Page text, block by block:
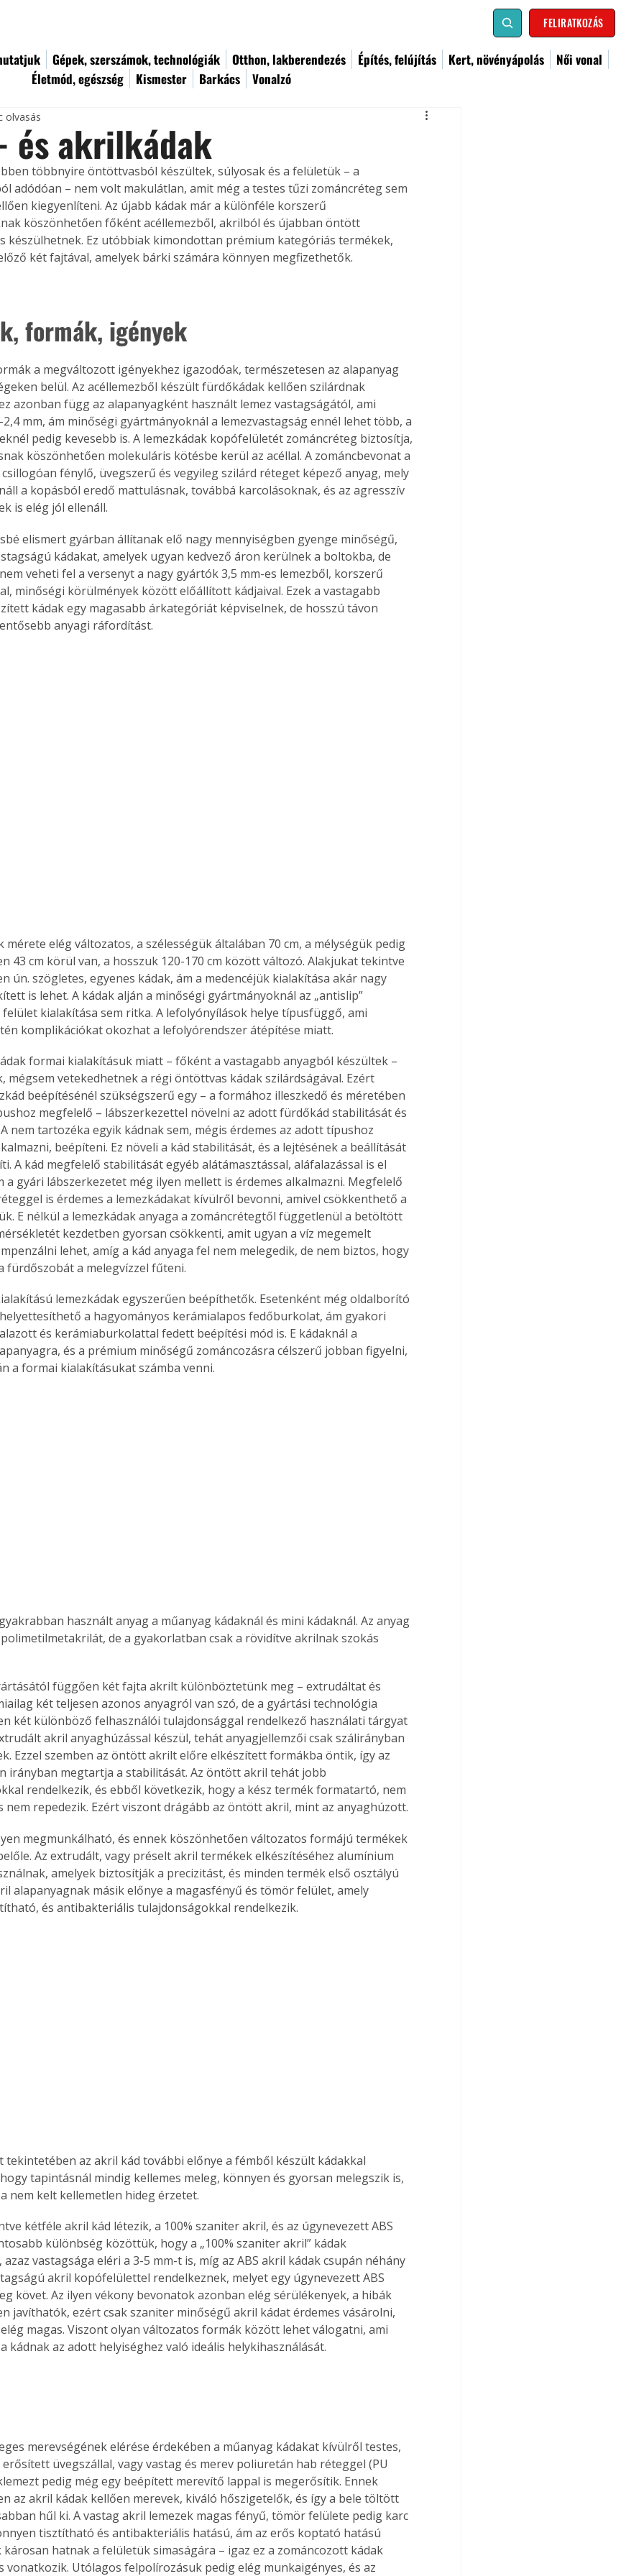
FELIRATKOZÁS
Gépek, szerszámok, technológiák Otthon, lakberendezés Építés, felújítás Kert, növényápolás
Női vonal
Életmód, egészség
Kismester Barkács Vonalzó
A
Együtt jobban megéri!
Gyógyító növények: a
természet kincsei az
és akrilkádak
olvasás
többnyire öntöttvasból készültek, súlyosak és a felületük – a
adódóan – nem volt makulátlan, amit még a testes tűzi zománcréteg sem
kiegyenlíteni. Az újabb kádak már a különféle korszerű
köszönhetően főként acéllemezből, akrilból és újabban öntött
készülhetnek. Ez utóbbiak kimondottan prémium kategóriás termékek,
két fajtával, amelyek bárki számára könnyen megfizethetők.
formák, igények
a megváltozott igényekhez igazodóak, természetesen az alapanyag
belül. Az acéllemezből készült fürdőkádak kellően szilárdnak
azonban függ az alapanyagként használt lemez vastagságától, ami
mm, ám minőségi gyártmányoknál a lemezvastagság ennél lehet több, a
pedig kevesebb is. A lemezkádak kopófelületét zománcréteg biztosítja,
köszönhetően molekuláris kötésbe kerül az acéllal. A zománcbevonat a
fénylő, üvegszerű és vegyileg szilárd réteget képező anyag, mely
a kopásból eredő mattulásnak, továbbá karcolásoknak, és az agresszív
is elég jól ellenáll.
elismert gyárban állítanak elő nagy mennyiségben gyenge minőségű,
kádakat, amelyek ugyan kedvező áron kerülnek a boltokba, de
veheti fel a versenyt a nagy gyártók 3,5 mm-es lemezből, korszerű
minőségi körülmények között előállított kádjaival. Ezek a vastagabb
kádak egy magasabb árkategóriát képviselnek, de hosszú távon
anyagi ráfordítást.
mérete elég változatos, a szélességük általában 70 cm, a mélységük pedig
43 cm körül van, a hosszuk 120-170 cm között változó. Alakjukat tekintve
ún. szögletes, egyenes kádak, ám a medencéjük kialakítása akár nagy
is lehet. A kádak alján a minőségi gyártmányoknál az „antislip”
felület kialakítása sem ritka. A lefolyónyílások helye típusfüggő, ami
komplikációkat okozhat a lefolyórendszer átépítése miatt.
formai kialakításuk miatt – főként a vastagabb anyagból készültek –
mégsem vetekedhetnek a régi öntöttvas kádak szilárdságával. Ezért
beépítésénél szükségszerű egy – a formához illeszkedő és méretében
megfelelő – lábszerkezettel növelni az adott fürdőkád stabilitását és
nem tartozéka egyik kádnak sem, mégis érdemes az adott típushoz
beépíteni. Ez növeli a kád stabilitását, és a lejtésének a beállítását
A kád megfelelő stabilitását egyéb alátámasztással, aláfalazással is el
a gyári lábszerkezetet még ilyen mellett is érdemes alkalmazni. Megfelelő
is érdemes a lemezkádakat kívülről bevonni, amivel csökkenthető a
E nélkül a lemezkádak anyaga a zománcrétegtől függetlenül a betöltött
kezdetben gyorsan csökkenti, amit ugyan a víz megemelt
lehet, amíg a kád anyaga fel nem melegedik, de nem biztos, hogy
fürdőszobát a melegvízzel fűteni.
lemezkádak egyszerűen beépíthetők. Esetenként még oldalborító
a hagyományos kerámialapos fedőburkolat, ám gyakori
és kerámiaburkolattal fedett beépítési mód is. E kádaknál a
és a prémium minőségű zománcozásra célszerű jobban figyelni,
a formai kialakításukat számba venni.
használt anyag a műanyag kádaknál és mini kádaknál. Az anyag
de a gyakorlatban csak a rövidítve akrilnak szokás
függően két fajta akrilt különböztetünk meg – extrudáltat és
két teljesen azonos anyagról van szó, de a gyártási technológia
két különböző felhasználói tulajdonsággal rendelkező használati tárgyat
akril anyaghúzással készül, tehát anyagjellemzői csak szálirányban
Ezzel szemben az öntött akrilt előre elkészített formákba öntik, így az
irányban megtartja a stabilitását. Az öntött akril tehát jobb
rendelkezik, és ebből következik, hogy a kész termék formatartó, nem
nem repedezik. Ezért viszont drágább az öntött akril, mint az anyaghúzott.
megmunkálható, és ennek köszönhetően változatos formájú termékek
Az extrudált, vagy préselt akril termékek elkészítéséhez alumínium
amelyek biztosítják a precizitást, és minden termék első osztályú
alapanyagnak másik előnye a magasfényű és tömör felület, amely
és antibakteriális tulajdonságokkal rendelkezik.
tekintetében az akril kád további előnye a fémből készült kádakkal
tapintásnál mindig kellemes meleg, könnyen és gyorsan melegszik is,
nem kelt kellemetlen hideg érzetet.
kétféle akril kád létezik, a 100% szaniter akril, és az úgynevezett ABS
különbség közöttük, hogy a „100% szaniter akril” kádak
vastagsága eléri a 3-5 mm-t is, míg az ABS akril kádak csupán néhány
akril kopófelülettel rendelkeznek, melyet egy úgynevezett ABS
követ. Az ilyen vékony bevonatok azonban elég sérülékenyek, a hibák
javíthatók, ezért csak szaniter minőségű akril kádat érdemes vásárolni,
magas. Viszont olyan változatos formák között lehet válogatni, ami
kádnak az adott helyiséghez való ideális helykihasználását.
merevségének elérése érdekében a műanyag kádakat kívülről testes,
üvegszállal, vagy vastag és merev poliuretán hab réteggel (PU
pedig még egy beépített merevítő lappal is megerősítik. Ennek
az akril kádak kellően merevek, kiváló hőszigetelők, és így a bele töltött
hűl ki. A vastag akril lemezek magas fényű, tömör felülete pedig karc
tisztítható és antibakteriális hatású, ám az erős koptató hatású
hatnak a felületük simaságára – igaz ez a zománcozott kádak
vonatkozik. Utólagos felpolírozásuk pedig elég munkaigényes, és az